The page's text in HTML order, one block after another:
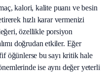
kalori, kalite puanı ve besin
hızlı karar vermenizi
özellikle porsiyon
doğrudan etkiler. Eğer
öğünlerse bu sayı kritik hale
ise aynı değer yeterli